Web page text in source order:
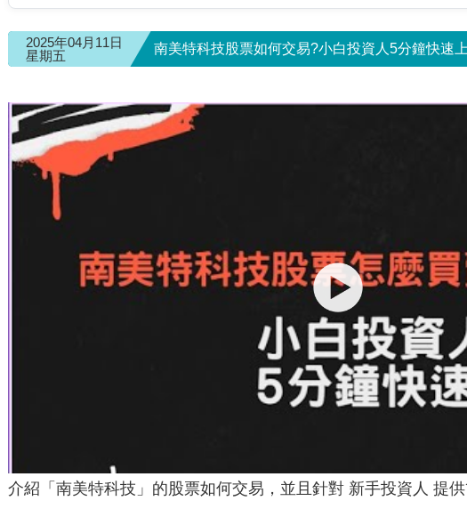
2025年04月11日
星期五
南美特科技股票如何交易?小白投資人5分鐘快速
介紹「南美特科技」的股票如何交易，並且針對 新手投資人 提